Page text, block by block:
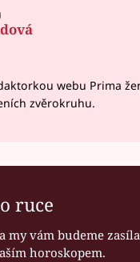
webu Prima
zvěrokruhu.
ruce
my vám budeme
horoskopem.